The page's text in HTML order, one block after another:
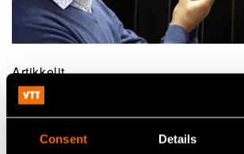
Consent Details
Artikkelit
Näin luomme
jäähdyttävät passiivisesti
avulla